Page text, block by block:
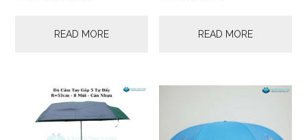
READ MORE READ MORE